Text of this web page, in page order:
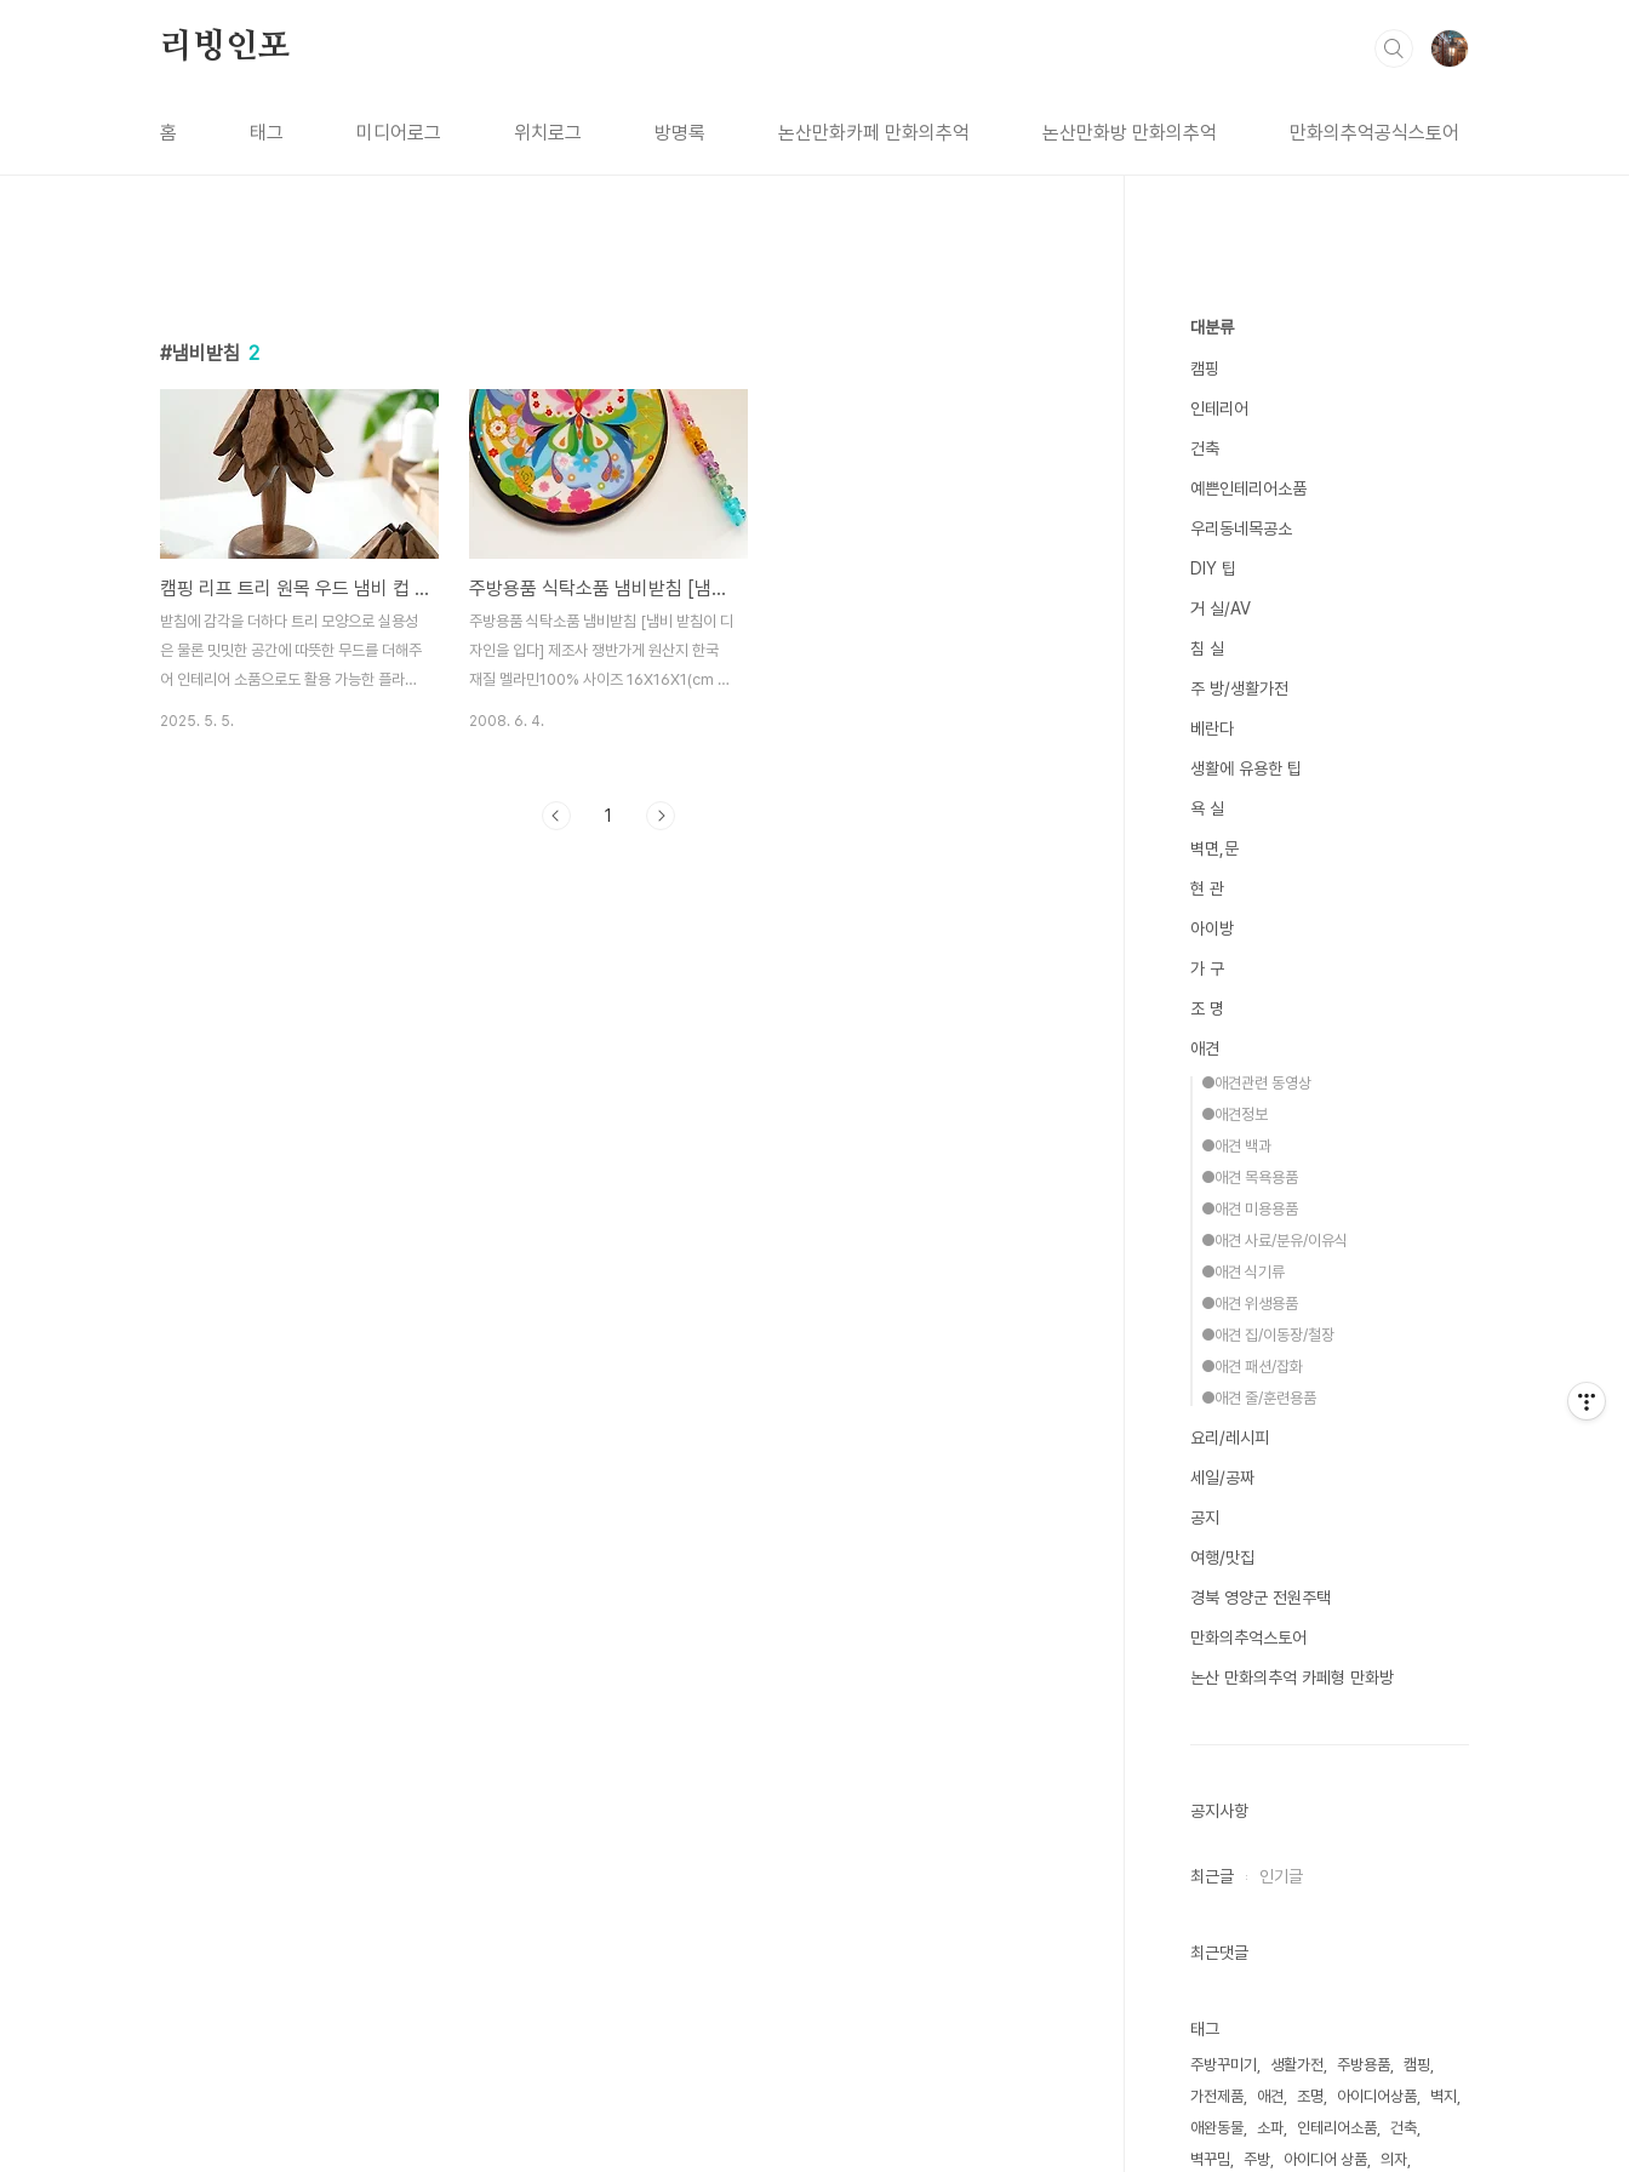
리빙인포
홈 태그 미디어로그 위치로그 방명록 논산만화카페 만화의추억 논산만화방 만화의추억 만화의추억공식스토어
냄비받침 2
캠핑 리프 트리 원목 우드 냄비 컵 받침대 티코스터
받침에 감각을 더하다 트리 모양으로 실용성
은 물론 밋밋한 공간에 따뜻한 무드를 더해주
어 인테리어 소품으로도 활용 가능한 플라라
2025. 5. 5.
주방용품 식탁소품 냄비받침 [냄비 받침이 디자인을 입다]
주방용품 식탁소품 냄비받침 [냄비 받침이 디
자인을 입다] 제조사 쟁반가게 원산지 한국
재질 멜라민100% 사이즈 16X16X1(cm =>
2008. 6. 4.
1
대분류
캠핑
인테리어
건축
예쁜인테리어소품
우리동네목공소
DIY 팁
거 실/AV
침 실
주 방/생활가전
베란다
생활에 유용한 팁
욕 실
벽면,문
현 관
아이방
가 구
조 명
애견
●애견관련 동영상
●애견정보
●애견 백과
●애견 목욕용품
●애견 미용용품
●애견 사료/분유/이유식
●애견 식기류
●애견 위생용품
●애견 집/이동장/철장
●애견 패션/잡화
●애견 줄/훈련용품
요리/레시피
세일/공짜
공지
여행/맛집
경북 영양군 전원주택
만화의추억스토어
논산 만화의추억 카페형 만화방
공지사항
최근글 인기글
최근댓글
태그
주방꾸미기 생활가전 주방용품
캠핑
가전제품
애견 조명 아이디어상품
벽지
애완동물
소파 인테리어소품
건축
벽꾸밈
주방 아이디어 상품
의자